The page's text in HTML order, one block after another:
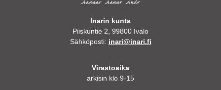
Inarin kunta
Piiskuntie 2, 99800 Ivalo
Sähköposti: inari@inari.fi
Virastoaika
arkisin klo 9-15